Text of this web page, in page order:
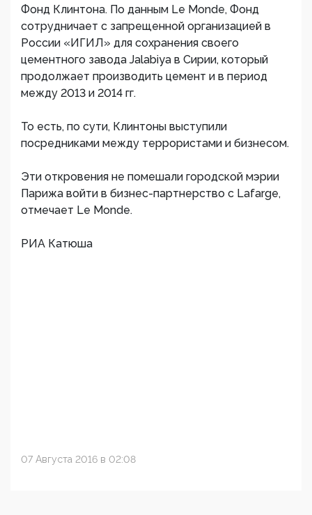
Фонд Клинтона. По данным Le Monde, Фонд
сотрудничает с запрещенной организацией в
России «ИГИЛ» для сохранения своего
цементного завода Jalabiya в Сирии, который
продолжает производить цемент и в период
между 2013 и 2014 гг.
То есть, по сути, Клинтоны выступили
посредниками между террористами и бизнесом.
Эти откровения не помешали городской мэрии
Парижа войти в бизнес-партнерство с Lafarge,
отмечает Le Monde.
РИА Катюша
07 Августа 2016 в 02:08